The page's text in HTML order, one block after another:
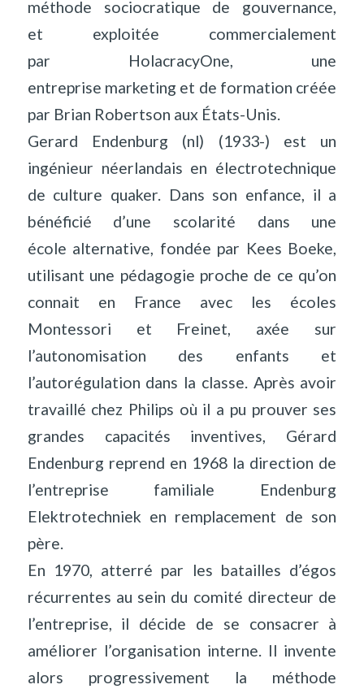
méthode sociocratique de gouvernance,
et exploitée commercialement
par HolacracyOne, une
entreprise marketing et de formation créée
par Brian Robertson aux États-Unis.
Gerard Endenburg (nl) (1933-) est un
ingénieur néerlandais en électrotechnique
de culture quaker. Dans son enfance, il a
bénéficié d’une scolarité dans une
école alternative, fondée par Kees Boeke,
utilisant une pédagogie proche de ce qu’on
connait en France avec les écoles
Montessori et Freinet, axée sur
l’autonomisation des enfants et
l’autorégulation dans la classe. Après avoir
travaillé chez Philips où il a pu prouver ses
grandes capacités inventives, Gérard
Endenburg reprend en 1968 la direction de
l’entreprise familiale Endenburg
Elektrotechniek en remplacement de son
père.
En 1970, atterré par les batailles d’égos
récurrentes au sein du comité directeur de
l’entreprise, il décide de se consacrer à
améliorer l’organisation interne. Il invente
alors progressivement la méthode